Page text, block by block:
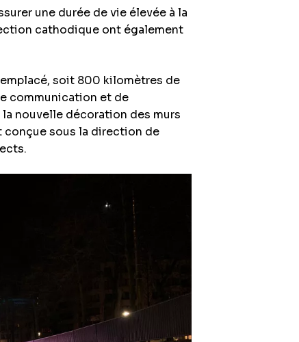
une durée de vie élevée à la
cathodique ont également
soit 800 kilomètres de
communication et de
la nouvelle décoration des murs
sous la direction de